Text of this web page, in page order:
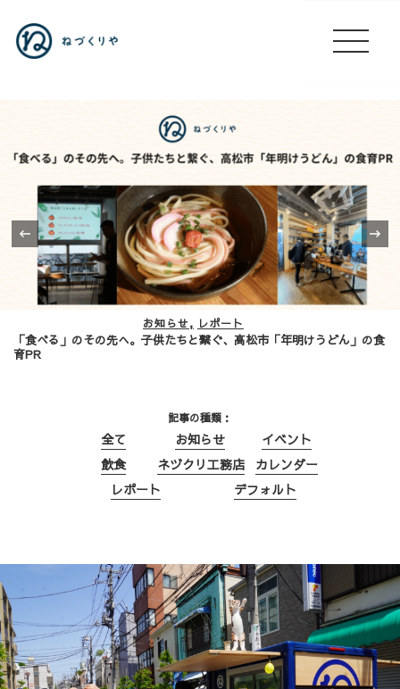
お知らせ レポート
「食べる」のその先へ。子供たちと繋ぐ、高松市「年明けうどん」の食
育PR
‹
記事の種類
全て お知らせ
イベント
飲食
ネヅクリ工務店
カレンダー
レポート
デフォルト